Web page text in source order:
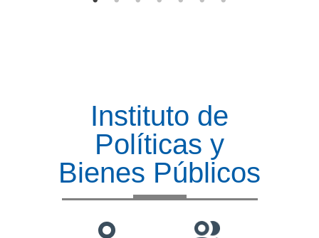
Instituto de
Políticas y
Bienes Públicos